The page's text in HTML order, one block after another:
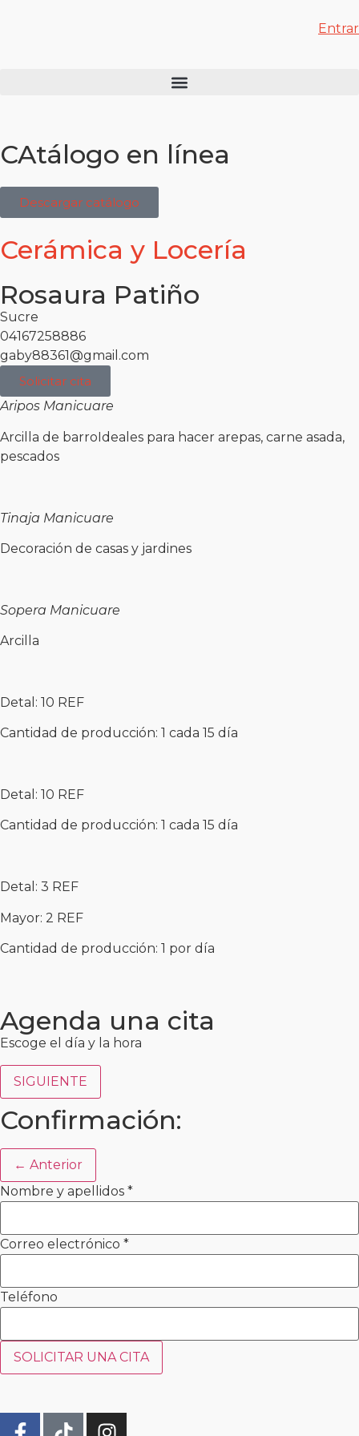
Entrar
CAtálogo en línea
Descargar catálogo
Cerámica y Locería
Rosaura Patiño
Sucre
04167258886
gaby88361@gmail.com
Solicitar cita
Aripos Manicuare
Arcilla de barroIdeales para hacer arepas, carne asada,
pescados
Tinaja Manicuare
Decoración de casas y jardines
Sopera Manicuare
Arcilla
Detal: 10 REF
Cantidad de producción: 1 cada 15 día
Detal: 10 REF
Cantidad de producción: 1 cada 15 día
Detal: 3 REF
Mayor: 2 REF
Cantidad de producción: 1 por día
Agenda una cita
Escoge el día y la hora
SIGUIENTE
Confirmación:
← Anterior
Nombre y apellidos *
Correo electrónico *
Teléfono
SOLICITAR UNA CITA